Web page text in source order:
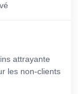
attrayante
les non-clients